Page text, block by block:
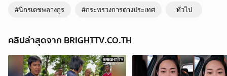
#นิกรเดชพลางกูร #กระทรวงการต่างประเทศ ทั่วไป
คลิปล่าสุดจาก BRIGHTTV.CO.TH